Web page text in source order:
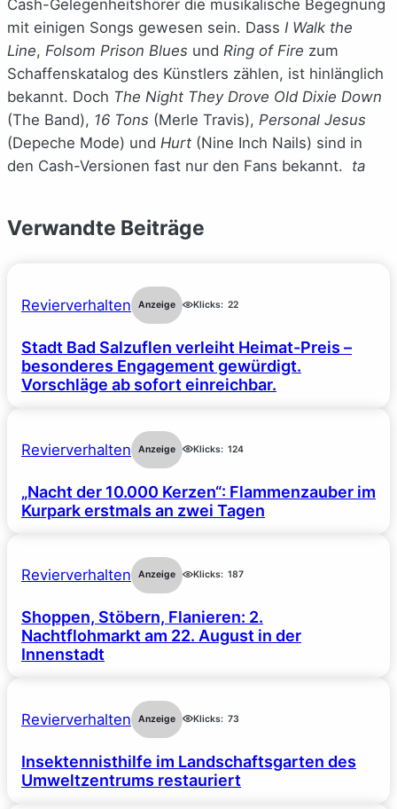
Cash-Gelegenheitshörer die musikalische Begegnung
mit einigen Songs gewesen sein. Dass I Walk the
Line, Folsom Prison Blues und Ring of Fire zum
Schaffenskatalog des Künstlers zählen, ist hinlänglich
bekannt. Doch The Night They Drove Old Dixie Down
(The Band), 16 Tons (Merle Travis), Personal Jesus
(Depeche Mode) und Hurt (Nine Inch Nails) sind in
den Cash-Versionen fast nur den Fans bekannt. ta
Verwandte Beiträge
Revierverhalten Anzeige Klicks: 22
Stadt Bad Salzuflen verleiht Heimat-Preis –
besonderes Engagement gewürdigt.
Vorschläge ab sofort einreichbar.
Revierverhalten Anzeige Klicks: 124
„Nacht der 10.000 Kerzen“: Flammenzauber im
Kurpark erstmals an zwei Tagen
Revierverhalten Anzeige Klicks: 187
Shoppen, Stöbern, Flanieren: 2.
Nachtflohmarkt am 22. August in der
Innenstadt
Revierverhalten Anzeige Klicks: 73
Insektennisthilfe im Landschaftsgarten des
Umweltzentrums restauriert